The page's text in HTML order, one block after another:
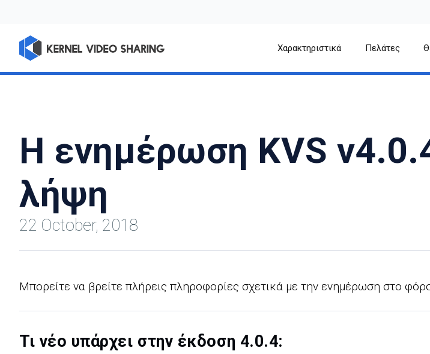
Χαρακτηριστικά Πελάτες
Η ενημέρωση KVS
λήψη
22 October, 2018
Μπορείτε να βρείτε πλήρεις πληροφορίες σχετικά με την ενημέρωση στο
Τι νέο υπάρχει στην έκδοση 4.0.4: